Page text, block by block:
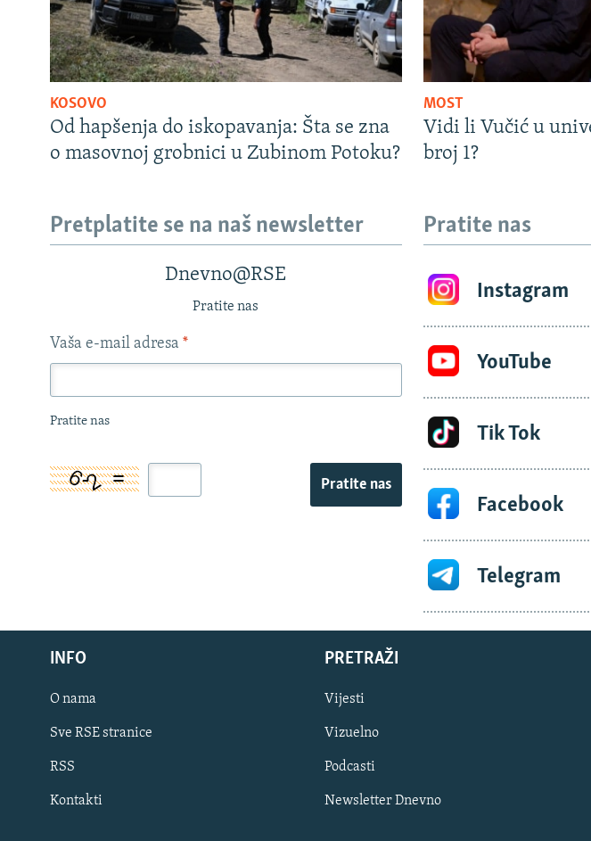
KOSOVO
Od hapšenja do iskopavanja: Šta se zna
o masovnoj grobnici u Zubinom Potoku?
MOST
Vidi li Vučić u
broj 1?
Pretplatite se na naš newsletter
Dnevno@RSE
Pratite nas
Vaša e-mail adresa *
Pratite nas
Pratite nas
Pratite nas
Instagram
YouTube
Tik Tok
Facebook
Telegram
INFO
O nama
Sve RSE stranice
RSS
Kontakti
PRETRAŽI
Vijesti
Vizuelno
Podcasti
Newsletter Dnevno